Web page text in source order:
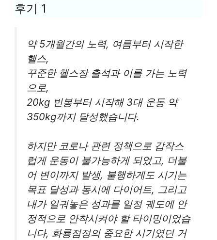
후기 1
약 5개월간의 노력, 여름부터 시작한
헬스,
꾸준한 헬스장 출석과 이를 가는 노력
으로,
20kg 빈봉부터 시작해 3대 운동 약
350kg까지 달성했습니다.
하지만 코로나 관련 정책으로 갑작스
럽게 운동이 불가능하게 되었고, 더불
어 변이까지 발생, 불행하게도 시기는
목표 달성과 동시에 다이어트, 그리고
내가 일궈놓은 성과를 일정 궤도에 안
정적으로 안착시켜야 할 타이밍이었습
니다, 화룡점정의 중요한 시기였던 거